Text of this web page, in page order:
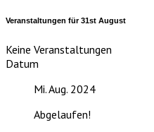
Veranstaltungen für31st August
Keine Veranstaltungen
Datum
Mi. Aug. 2024
Abgelaufen!